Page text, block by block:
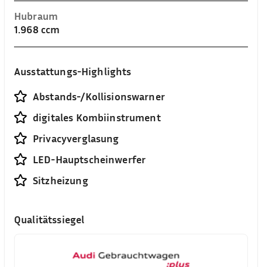
Hubraum
1.968 ccm
Ausstattungs-Highlights
Abstands-/Kollisionswarner
digitales Kombiinstrument
Privacyverglasung
LED-Hauptscheinwerfer
Sitzheizung
Qualitätssiegel